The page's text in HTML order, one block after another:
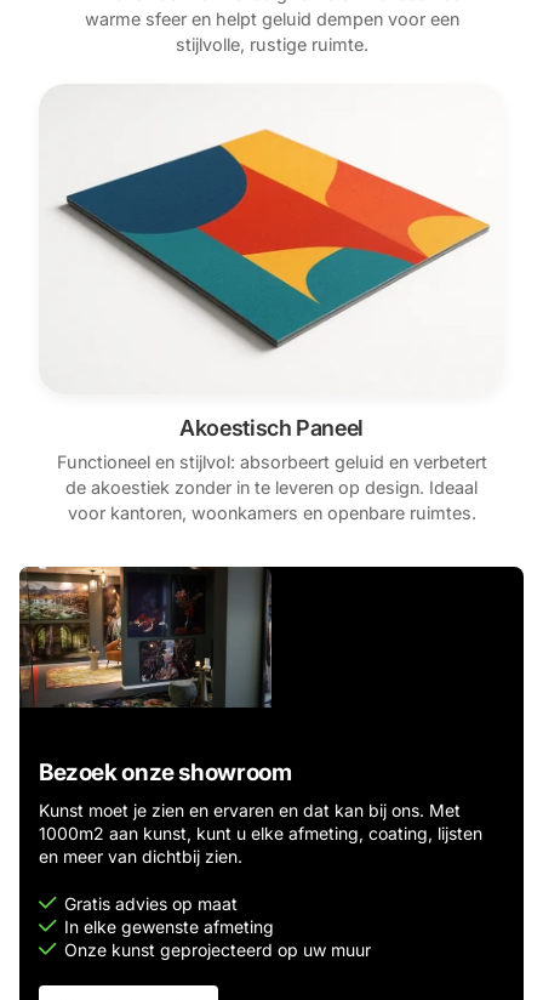
warme sfeer en helpt geluid dempen voor een
stijlvolle, rustige ruimte.
Akoestisch Paneel
Functioneel en stijlvol: absorbeert geluid en verbetert
de akoestiek zonder in te leveren op design. Ideaal
voor kantoren, woonkamers en openbare ruimtes.
Bezoek onze showroom
Kunst moet je zien en ervaren en dat kan bij ons. Met
1000m2 aan kunst, kunt u elke afmeting, coating, lijsten
en meer van dichtbij zien.
Gratis advies op maat
In elke gewenste afmeting
Onze kunst geprojecteerd op uw muur